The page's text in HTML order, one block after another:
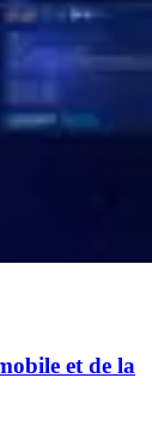
et de la